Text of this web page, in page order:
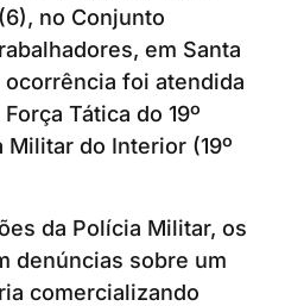
no Conjunto
em Santa
ocorrência foi atendida
Tática do 19º
Militar do Interior (19º
da Polícia Militar, os
denúncias sobre um
comercializando